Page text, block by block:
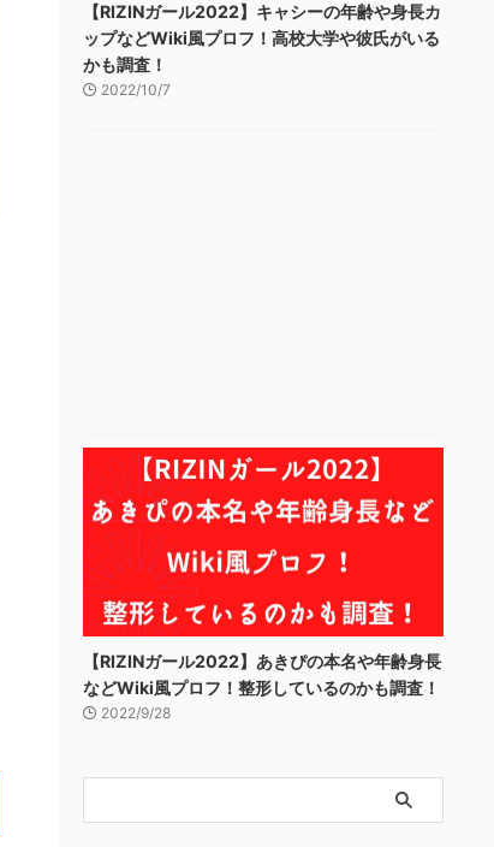
【RIZINガール2022】キャシーの年齢や身長カ
ップなどWiki風プロフ！高校大学や彼氏がいる
かも調査！
2022/10/7
【RIZINガール2022】あきぴの本名や年齢身長
などWiki風プロフ！整形しているのかも調査！
2022/9/28